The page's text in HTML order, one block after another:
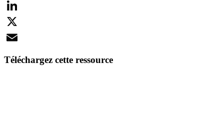
Facebook
LinkedIn
X
Téléchargez cette ressource